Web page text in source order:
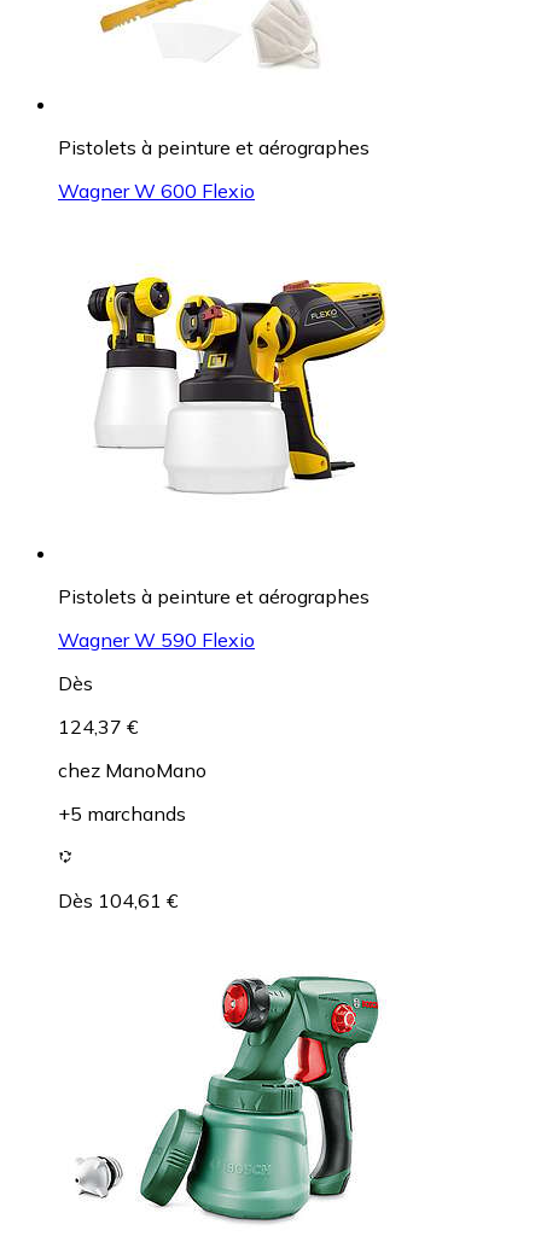
Pistolets à peinture et aérographes
Wagner W 600 Flexio
Pistolets à peinture et aérographes
Wagner W 590 Flexio
Dès
124,37 €
chez ManoMano
+5 marchands
Dès 104,61 €